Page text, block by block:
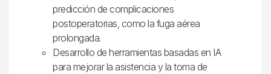
predicción de complicaciones
postoperatorias, como la fuga aérea
prolongada.
Desarrollo de herramientas basadas en IA
para mejorar la asistencia y la toma de